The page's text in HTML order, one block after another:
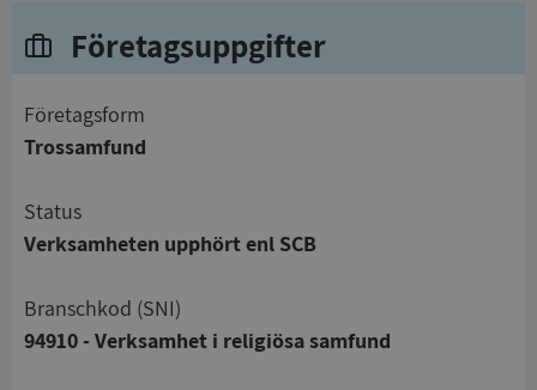
Företagsuppgifter
företagsform
Trossamfund
status
Verksamheten upphört enl SCB
branschkod (SNI)
94910 - Verksamhet i religiösa samfund